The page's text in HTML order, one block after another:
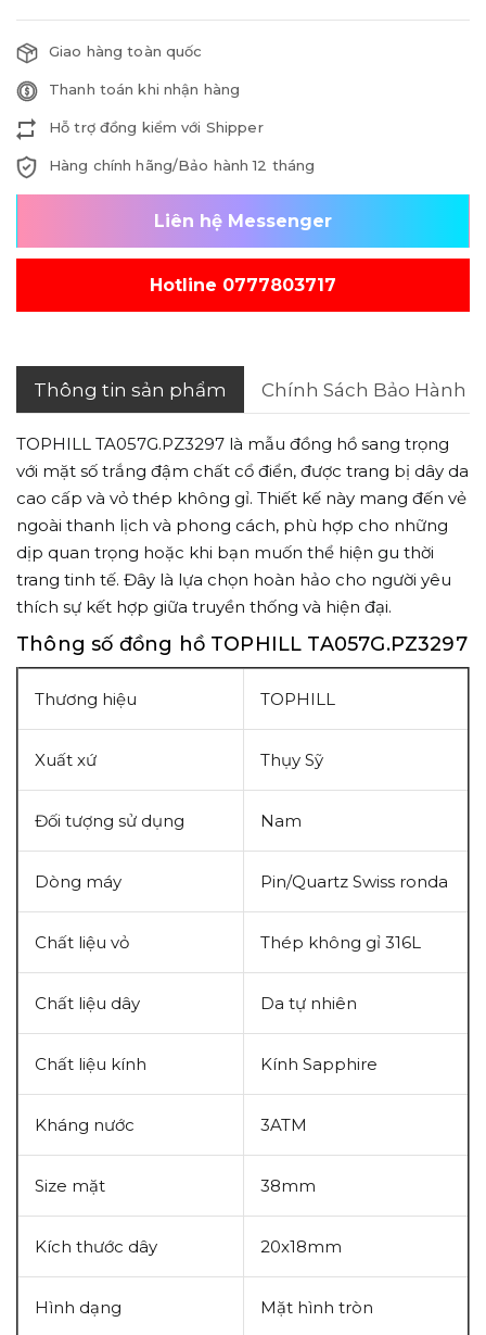
Giao hàng toàn quốc
Thanh toán khi nhận hàng
Hỗ trợ đồng kiểm với Shipper
Hàng chính hãng/Bảo hành 12 tháng
Liên hệ Messenger
Hotline 0777803717
Thông tin sản phẩm Chính Sách Bảo Hành
TOPHILL TA057G.PZ3297 là mẫu đồng hồ sang trọng
với mặt số trắng đậm chất cổ điển, được trang bị dây da
cao cấp và vỏ thép không gỉ. Thiết kế này mang đến vẻ
ngoài thanh lịch và phong cách, phù hợp cho những
dịp quan trọng hoặc khi bạn muốn thể hiện gu thời
trang tinh tế. Đây là lựa chọn hoàn hảo cho người yêu
thích sự kết hợp giữa truyền thống và hiện đại.
Thông số đồng hồ TOPHILL TA057G.PZ3297
Thương hiệu TOPHILL
Xuất xứ Thụy Sỹ
Đối tượng sử dụng Nam
Dòng máy Pin/Quartz Swiss ronda
Chất liệu vỏ Thép không gỉ 316L
Chất liệu dây Da tự nhiên
Chất liệu kính Kính Sapphire
Kháng nước 3ATM
Size mặt 38mm
Kích thước dây 20x18mm
Hình dạng Mặt hình tròn